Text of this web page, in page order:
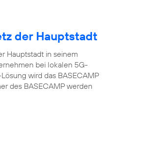
der Hauptstadt
Hauptstadt in seinem
bei lokalen 5G-
wird das BASECAMP
des BASECAMP werden